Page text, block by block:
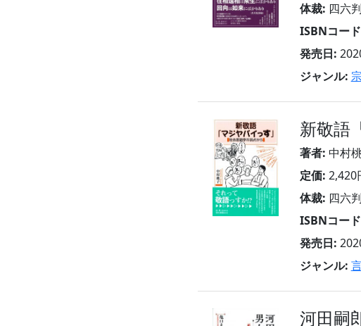
体裁: 四六
ISBNコー
発売日:
ジャンル:
新敬語
著者: 中村
定価: 2,420
体裁: 四六
ISBNコー
発売日:
ジャンル:
河田嗣